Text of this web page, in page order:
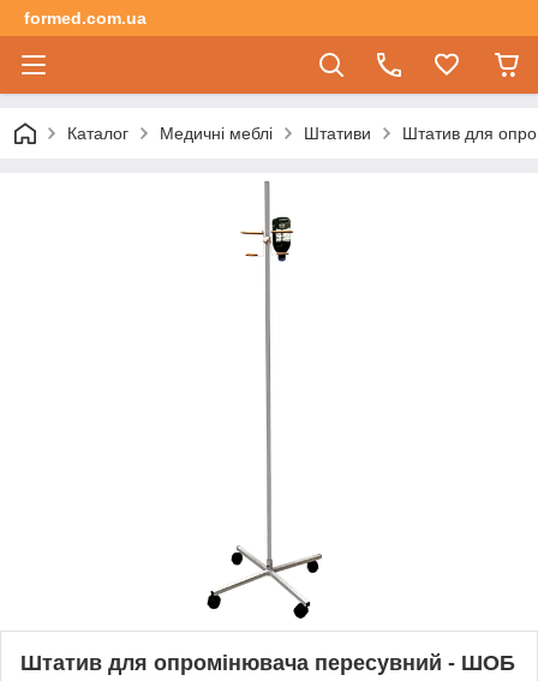
formed.com.ua
Каталог Медичні меблі Штативи Штатив для
Штатив для опромінювача пересувний - ШОБ